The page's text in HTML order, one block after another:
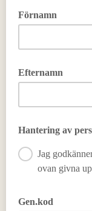
Förnamn
Efternamn
Hantering av
Jag
ovan givna
givna uppgifter.
Gen.kod